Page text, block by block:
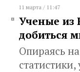
11 марта / 11:47
Ученые
добиться
Опираясь